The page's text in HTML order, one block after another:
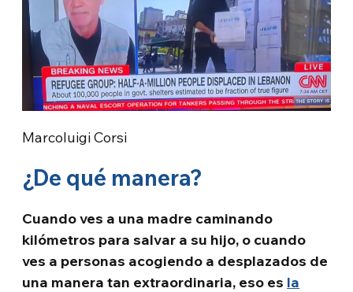
Marcoluigi Corsi
¿De qué manera?
Cuando ves a una madre caminando
kilómetros para salvar a su hijo, o cuando
ves a personas acogiendo a desplazados de
una manera tan extraordinaria, eso es la